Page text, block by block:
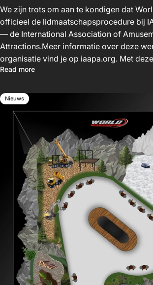
We zijn trots om aan te kondigen dat
officieel de lidmaatschapsprocedure bij
— de International Association of
Attractions.Meer informatie over deze
organisatie vind je op iaapa.org. Met
Read more
Nieuws